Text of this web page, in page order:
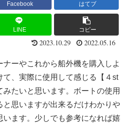
Facebook はてブ
LINE コピー
2023.10.29 2022.05.16
ーやこれから船外機を購入しよ
て、実際に使用して感じる【４st
たいと思います。ボートの使用
と思いますが出来るだけわかりや
います。少しでも参考になれば嬉